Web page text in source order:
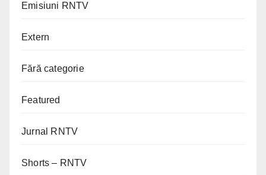
Emisiuni RNTV
Extern
Fără categorie
Featured
Jurnal RNTV
Shorts – RNTV